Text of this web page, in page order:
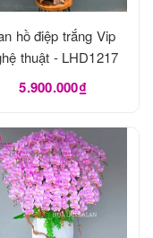
hồ điệp trắng Vip
thuật - LHD1217
5.900.000₫